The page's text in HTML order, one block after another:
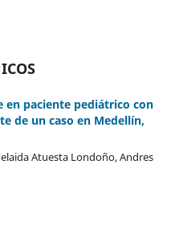
paciente pediátrico con
de un caso en Medellín,
Atuesta Londoño, Andres